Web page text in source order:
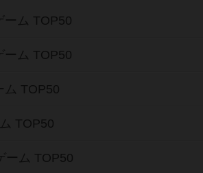
ーム TOP50
ーム TOP50
ム TOP50
TOP50
ーム TOP50